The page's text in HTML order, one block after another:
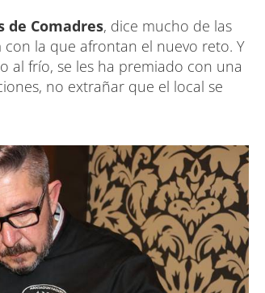
de Comadres, dice mucho de las
con la que afrontan el nuevo reto. Y
al frío, se les ha premiado con una
no extrañar que el local se